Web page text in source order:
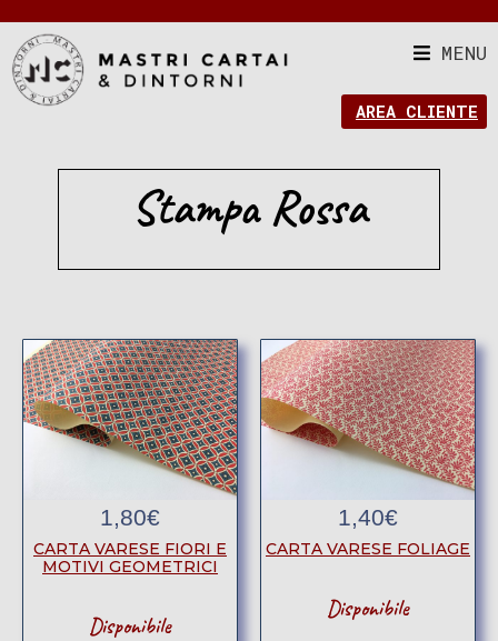
MENU
AREA CLIENTE
Stampa Rossa
1,80€
CARTA VARESE FIORI E
MOTIVI GEOMETRICI
Disponibile
1,40€
CARTA VARESE FOLIAGE
Disponibile